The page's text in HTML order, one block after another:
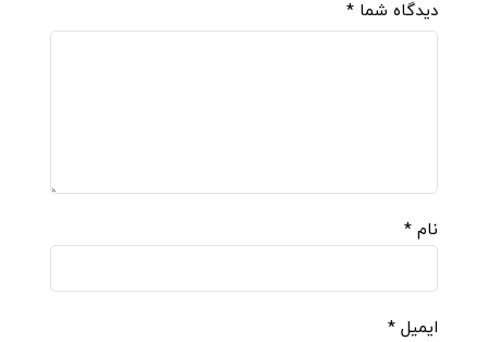
دیدگاه شما *
نام *
ایمیل *